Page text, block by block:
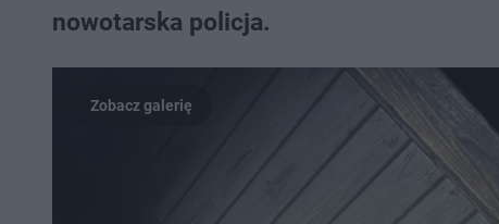
nowotarska policja.